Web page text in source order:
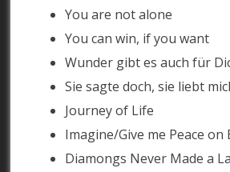
You are not alone
You can win, if you want
Wunder gibt es auch für
Sie sagte doch, sie liebt
Journey of Life
Imagine/Give me Peace on
Diamongs Never Made a